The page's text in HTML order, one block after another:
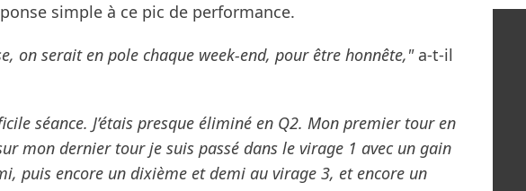
simple à ce pic de performance.
on serait en pole chaque week-end, pour être honnête,"a-t-il
séance. J’étais presque éliminé en Q2. Mon premier tour en
mon dernier tour je suis passé dans le virage 1 avec un gain
puis encore un dixième et demi au virage 3, et encore un